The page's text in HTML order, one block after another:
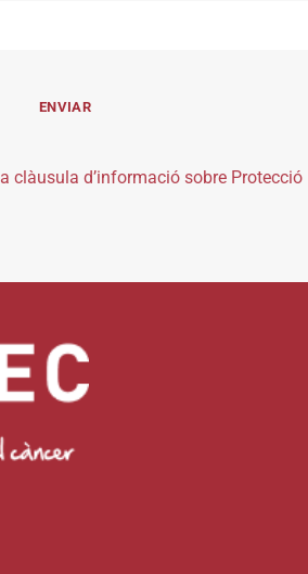
la clàusula d’informació sobre Protecció